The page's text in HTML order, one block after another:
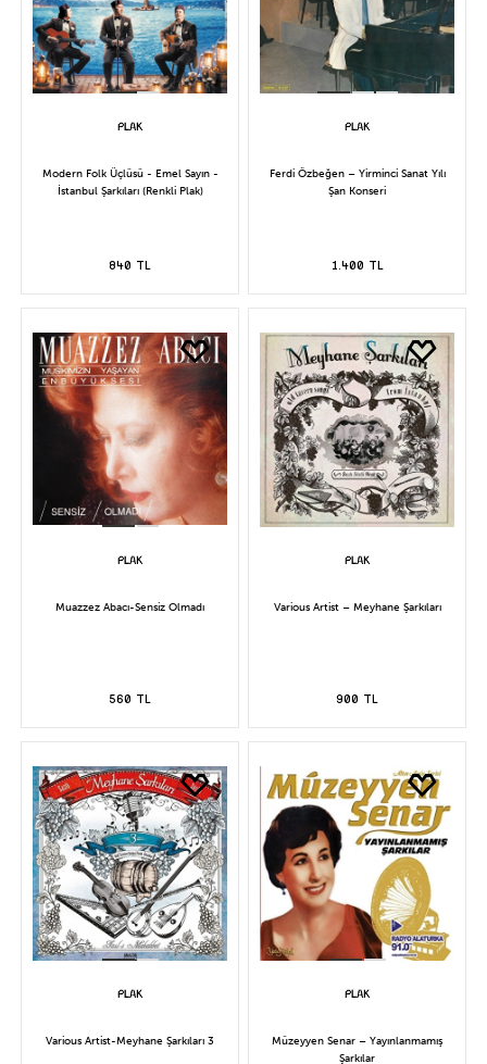
Modern Folk Üçlüsü - Emel Sayın -
İstanbul Şarkıları (Renkli Plak)
840 TL
Ferdi Özbeğen – Yirminci Sanat Yılı
Şan Konseri
1.400 TL
Muazzez Abacı-Sensiz Olmadı
560 TL
Various Artist – Meyhane Şarkıları
900 TL
Various Artist-Meyhane Şarkıları 3
Müzeyyen Senar – Yayınlanmamış
Şarkılar